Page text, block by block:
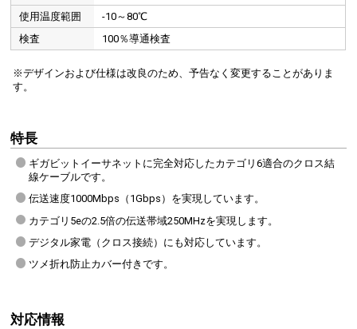
使用温度範囲
-10～80℃
検査
100％導通検査
※デザインおよび仕様は改良のため、予告なく変更することがありま
す。
特長
ギガビットイーサネットに完全対応したカテゴリ6適合のクロス結
線ケーブルです。
伝送速度1000Mbps（1Gbps）を実現しています。
カテゴリ5eの2.5倍の伝送帯域250MHzを実現します。
デジタル家電（クロス接続）にも対応しています。
ツメ折れ防止カバー付きです。
対応情報